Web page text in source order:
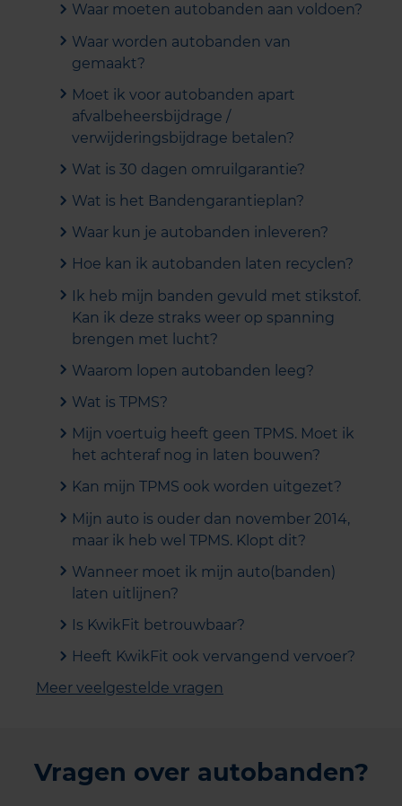
Waar moeten autobanden aan voldoen?
Waar worden autobanden van
gemaakt?
Moet ik voor autobanden apart
afvalbeheersbijdrage /
verwijderingsbijdrage betalen?
Wat is 30 dagen omruilgarantie?
Wat is het Bandengarantieplan?
Waar kun je autobanden inleveren?
Hoe kan ik autobanden laten recyclen?
Ik heb mijn banden gevuld met stikstof.
Kan ik deze straks weer op spanning
brengen met lucht?
Waarom lopen autobanden leeg?
Wat is TPMS?
Mijn voertuig heeft geen TPMS. Moet ik
het achteraf nog in laten bouwen?
Kan mijn TPMS ook worden uitgezet?
Mijn auto is ouder dan november 2014,
maar ik heb wel TPMS. Klopt dit?
Wanneer moet ik mijn auto(banden)
laten uitlijnen?
Is KwikFit betrouwbaar?
Heeft KwikFit ook vervangend vervoer?
Meer veelgestelde vragen
Vragen over autobanden?